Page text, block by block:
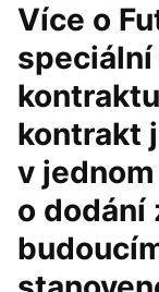
Více o
kontrakt
v
o dodání